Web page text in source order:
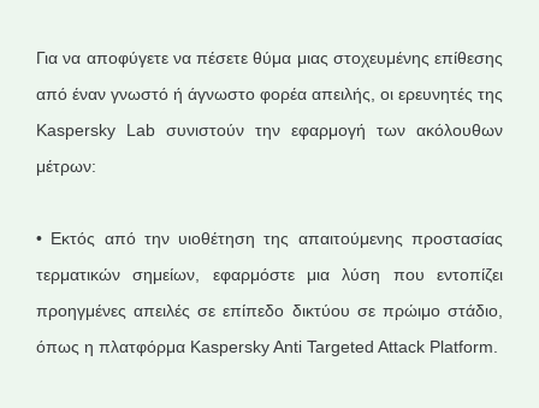
Για να αποφύγετε να πέσετε θύμα μιας στοχευμένης επίθεσης
από έναν γνωστό ή άγνωστο φορέα απειλής, οι ερευνητές της
Kaspersky Lab συνιστούν την εφαρμογή των ακόλουθων
μέτρων:
• Εκτός από την υιοθέτηση της απαιτούμενης προστασίας
τερματικών σημείων, εφαρμόστε μια λύση που εντοπίζει
προηγμένες απειλές σε επίπεδο δικτύου σε πρώιμο στάδιο,
όπως η πλατφόρμα Kaspersky Anti Targeted Attack Platform.